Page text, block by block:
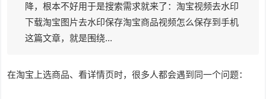
降，根本不好用于是搜索需求就来了：淘宝视频去水印
下载淘宝图片去水印保存淘宝商品视频怎么保存到手机
这篇文章，就是围绕...
在淘宝上选商品、看详情页时，很多人都会遇到同一个问题：